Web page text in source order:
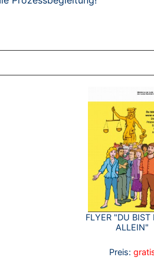
ANGESEHENE BROSCHÜREN
FLYER "DU BIST
ALLEIN"
Preis: